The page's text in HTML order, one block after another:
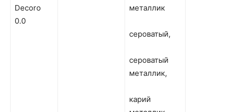
Decoro
0.0
металлик
сероватый,
сероватый
металлик,
карий